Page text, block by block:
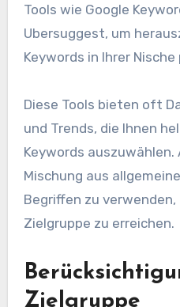
Tools wie Google
Ubersuggest, um
Keywords in Ihrer
Diese Tools bieten oft
und Trends, die Ihnen
Keywords
Mischung aus
Begriffen zu
Zielgruppe zu erreichen.
Zielgruppe